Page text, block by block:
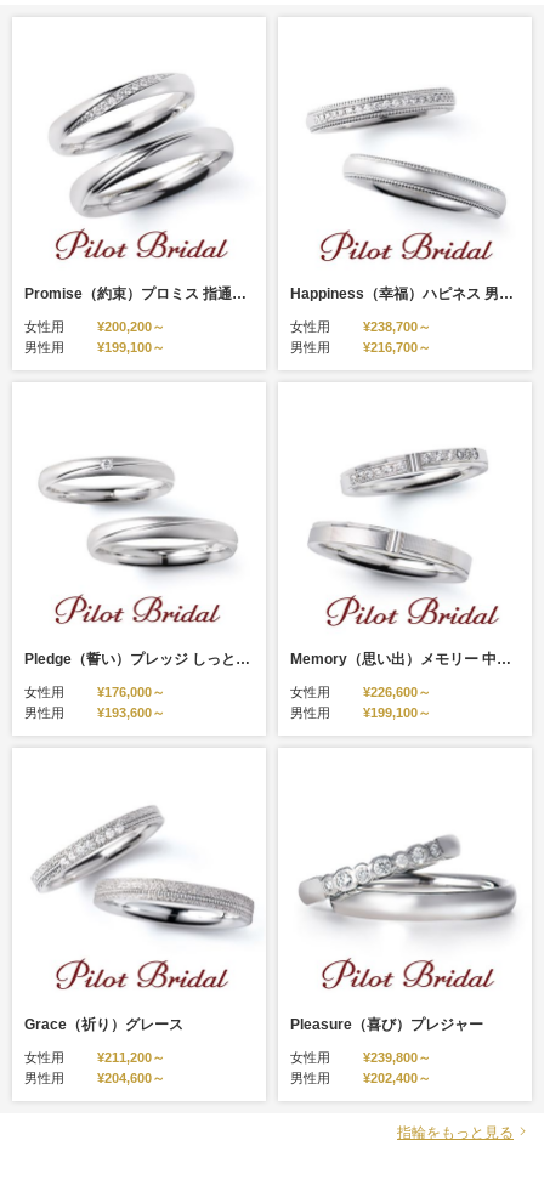
Promise（約束）プロミス 指通りの滑らかさを追求し、かつ傷つきにくい硬度のあるプラチナでつくった結婚指輪
女性用
¥200,200～
男性用
¥199,100～
Happiness（幸福）ハピネス 男性も着けやすい、ぐるっと１周施されたアンティーク風のミル打ちデザインがおしゃれ♪
女性用
¥238,700～
男性用
¥216,700～
Pledge（誓い）プレッジ しっとりとしたつや消しデザインは指先になじみ優しい印象に。
女性用
¥176,000～
男性用
¥193,600～
Memory（思い出）メモリー 中央の切り返しデザインがシャープな雰囲気に
女性用
¥226,600～
男性用
¥199,100～
Grace（祈り）グレース
女性用
¥211,200～
男性用
¥204,600～
Pleasure（喜び）プレジャー
女性用
¥239,800～
男性用
¥202,400～
指輪をもっと見る